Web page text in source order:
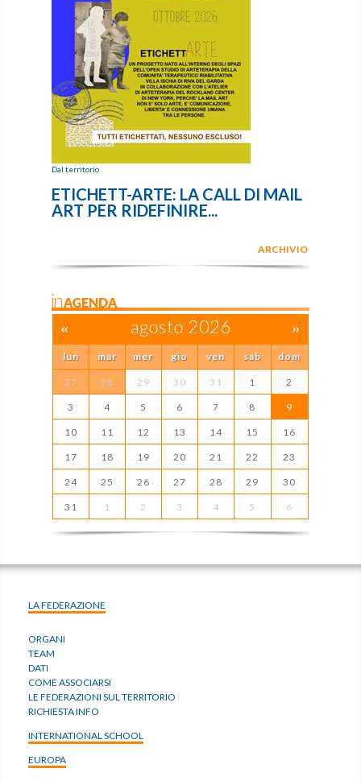
Dal territorio
ETICHETT-ARTE: LA CALL DI MAIL
ART PER RIDEFINIRE...
ARCHIVIO
inAGENDA
« agosto 2026 »
lun mar mer gio ven sab dom
27 28 29 30 31 1 2
3 4 5 6 7 8 9
10 11 12 13 14 15 16
17 18 19 20 21 22 23
24 25 26 27 28 29 30
31 1 2 3 4 5 6
LA FEDERAZIONE
ORGANI
TEAM
DATI
COME ASSOCIARSI
LE FEDERAZIONI SUL TERRITORIO
RICHIESTA INFO
INTERNATIONAL SCHOOL
EUROPA